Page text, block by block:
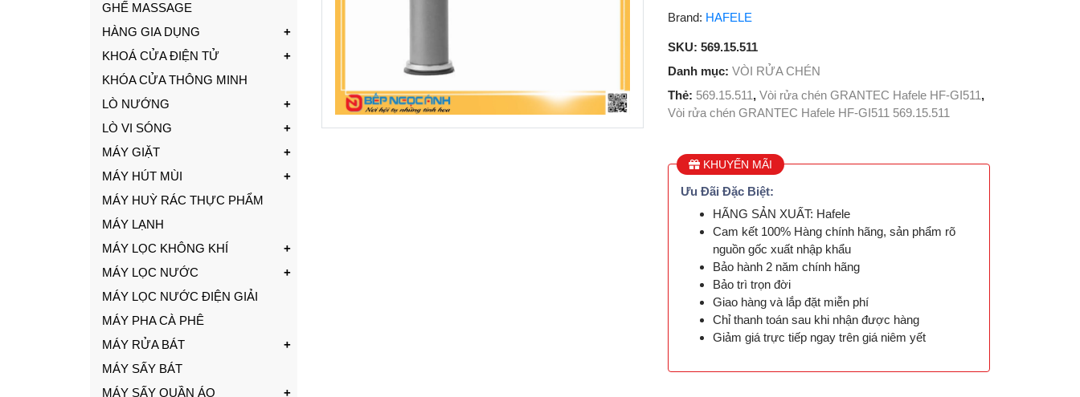
GHẾ MASSAGE
HÀNG GIA DỤNG
KHOÁ CỬA ĐIỆN TỬ
KHÓA CỬA THÔNG MINH
LÒ NƯỚNG
LÒ VI SÓNG
MÁY GIẶT
MÁY HÚT MÙI
MÁY HUỲ RÁC THỰC PHẨM
MÁY LẠNH
MÁY LỌC KHÔNG KHÍ
MÁY LỌC NƯỚC
MÁY LỌC NƯỚC ĐIỆN GIẢI
MÁY PHA CÀ PHÊ
MÁY RỬA BÁT
MÁY SẤY BÁT
MÁY SẤY QUẦN ÁO
Brand: HAFELE
SKU: 569.15.511
Danh mục: VÒI RỬA CHÉN
Thẻ: 569.15.511, Vòi rửa chén GRANTEC Hafele HF-GI511,
Vòi rửa chén GRANTEC Hafele HF-GI511 569.15.511
KHUYẾN MÃI
Ưu Đãi Đặc Biệt:
HÃNG SẢN XUẤT: Hafele
Cam kết 100% Hàng chính hãng, sản phẩm rõ
nguồn gốc xuất nhập khẩu
Bảo hành 2 năm chính hãng
Bảo trì trọn đời
Giao hàng và lắp đặt miễn phí
Chỉ thanh toán sau khi nhận được hàng
Giảm giá trực tiếp ngay trên giá niêm yết